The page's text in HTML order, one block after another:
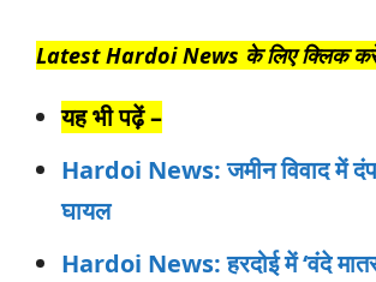
Latest Hardoi News के लिए क्लिक
यह भी पढ़ें –
Hardoi News: जमीन विवाद में
घायल
Hardoi News: हरदोई में ‘वंदे